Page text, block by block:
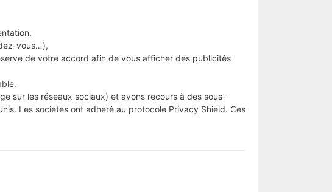
vous…),
de votre accord afin de vous afficher des publicités
sur les réseaux sociaux) et avons recours à des sous-
Les sociétés ont adhéré au protocole Privacy Shield. Ces